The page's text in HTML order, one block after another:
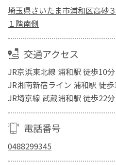
埼玉県さいたま市浦和区高砂
１階南側
交通アクセス
JR京浜東北線 浦和駅 徒歩10分
JR湘南新宿ライン 浦和駅 徒
JR埼京線 武蔵浦和駅 徒歩22分
電話番号
0488299345